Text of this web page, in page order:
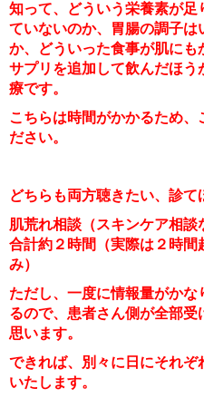
知って、どういう栄養素が
ていないのか、胃腸の調子は
か、どういった食事が肌にも
サプリを追加して飲んだほ
療です。
こちらは時間がかかるため、
ださい。
どちらも両方聴きたい、診て
肌荒れ相談（スキンケア相
合計約２時間（実際は２時
み）
ただし、一度に情報量がか
るので、患者さん側が全部
思います。
できれば、別々に日にそれ
いたします。